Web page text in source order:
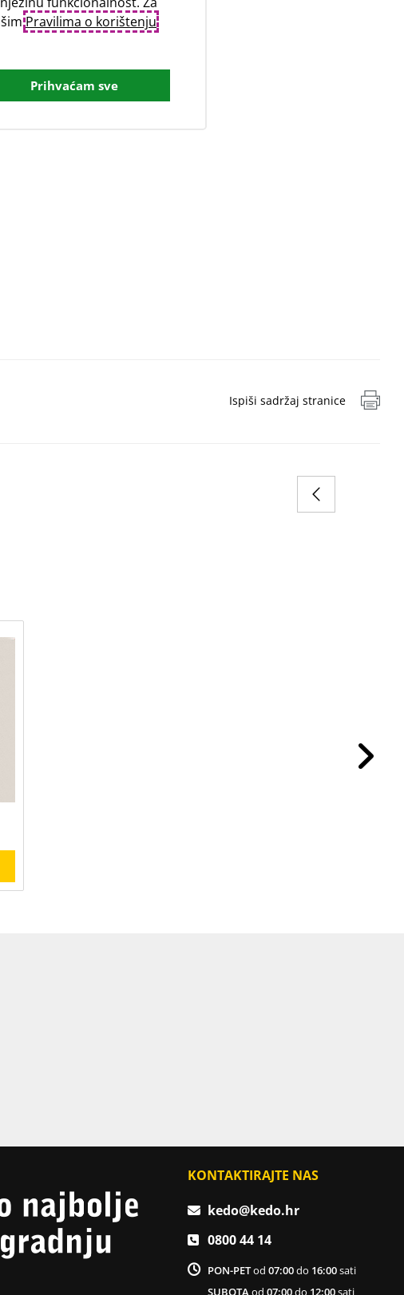
Ispiši sadržaj stranice
Pravilima o korištenju
Prihvaćam sve
KONTAKTIRAJTE NAS
kedo@kedo.hr
0800 44 14
PON-PETod 07:00do 16:00sati
SUBOTA od 07:00do 12:00sati